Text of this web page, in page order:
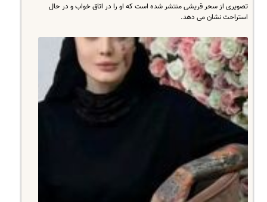
تصویری از سحر قریشی منتشر شده است که او را در اتاق خواب و در حال
استراحت نشان می دهد.